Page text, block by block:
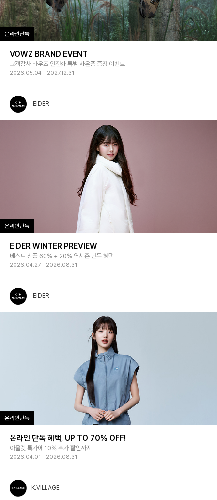
온라인단독
VOWZ BRAND EVENT
고객감사 바우즈 안전화 특별 사은품 증정 이벤트
2026.05.04 - 2027.12.31
EIDER
온라인단독
EIDER WINTER PREVIEW
베스트 상품 60% + 20% 역시즌 단독 혜택
2026.04.27 - 2026.08.31
EIDER
온라인단독
온라인 단독 혜택, UP TO 70% OFF!
아울렛 특가에 10% 추가 할인까지
2026.04.01 - 2026.08.31
K.VILLAGE